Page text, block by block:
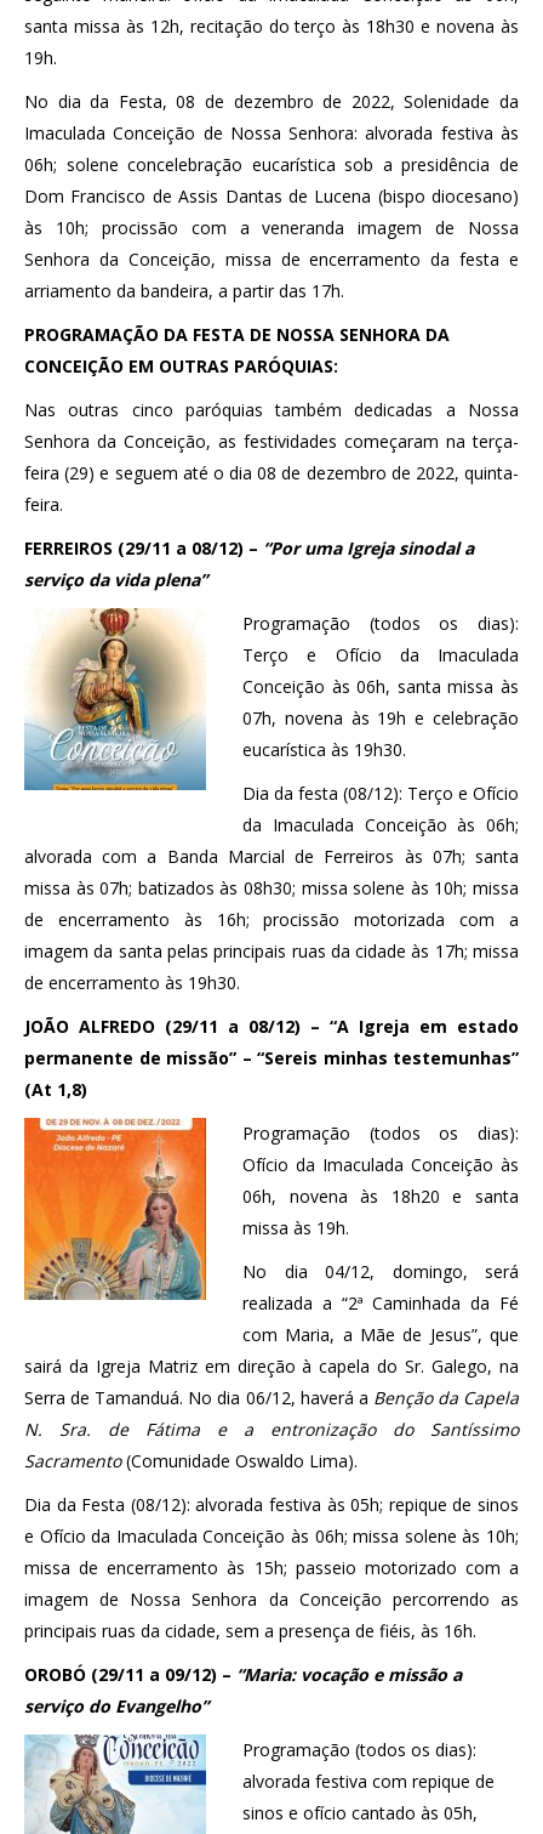
santa missa às 12h, recitação do terço às 18h30 e novena às
19h.
No dia da Festa, 08 de dezembro de 2022, Solenidade da
Imaculada Conceição de Nossa Senhora: alvorada festiva às
06h; solene concelebração eucarística sob a presidência de
Dom Francisco de Assis Dantas de Lucena (bispo diocesano)
às 10h; procissão com a veneranda imagem de Nossa
Senhora da Conceição, missa de encerramento da festa e
arriamento da bandeira, a partir das 17h.
PROGRAMAÇÃO DA FESTA DE NOSSA SENHORA DA
CONCEIÇÃO EM OUTRAS PARÓQUIAS:
Nas outras cinco paróquias também dedicadas a Nossa
Senhora da Conceição, as festividades começaram na terça-
feira (29) e seguem até o dia 08 de dezembro de 2022, quinta-
feira.
FERREIROS (29/11 a 08/12) – “Por uma Igreja sinodal a
serviço da vida plena”
Programação (todos os dias):
Terço e Ofício da Imaculada
Conceição às 06h, santa missa às
07h, novena às 19h e celebração
eucarística às 19h30.
Dia da festa (08/12): Terço e Ofício
da Imaculada Conceição às 06h;
alvorada com a Banda Marcial de Ferreiros às 07h; santa
missa às 07h; batizados às 08h30; missa solene às 10h; missa
de encerramento às 16h; procissão motorizada com a
imagem da santa pelas principais ruas da cidade às 17h; missa
de encerramento às 19h30.
JOÃO ALFREDO (29/11 a 08/12) – “A Igreja em estado
permanente de missão” – “Sereis minhas testemunhas”
(At 1,8)
Programação (todos os dias):
Ofício da Imaculada Conceição às
06h, novena às 18h20 e santa
missa às 19h.
No dia 04/12, domingo, será
realizada a “2ª Caminhada da Fé
com Maria, a Mãe de Jesus”, que
sairá da Igreja Matriz em direção à capela do Sr. Galego, na
Serra de Tamanduá. No dia 06/12, haverá a Benção da Capela
N. Sra. de Fátima e a entronização do Santíssimo
Sacramento(Comunidade Oswaldo Lima).
Dia da Festa (08/12): alvorada festiva às 05h; repique de sinos
e Ofício da Imaculada Conceição às 06h; missa solene às 10h;
missa de encerramento às 15h; passeio motorizado com a
imagem de Nossa Senhora da Conceição percorrendo as
principais ruas da cidade, sem a presença de fiéis, às 16h.
OROBÓ (29/11 a 09/12) – “Maria: vocação e missão a
serviço do Evangelho”
Programação (todos os dias):
alvorada festiva com repique de
sinos e ofício cantado às 05h,